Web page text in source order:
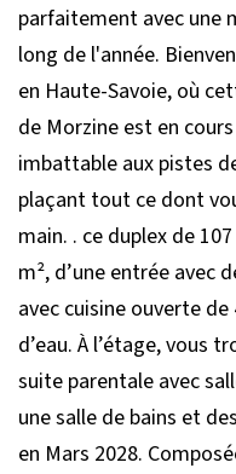
parfaitement avec
long de l'année.
en Haute-Savoie, où
de Morzine est en
imbattable aux pistes
plaçant tout ce dont
main. . ce duplex de
m², d’une entrée avec
avec cuisine ouverte de
d’eau. À l’étage, vous
suite parentale avec
une salle de bains et
en Mars 2028.